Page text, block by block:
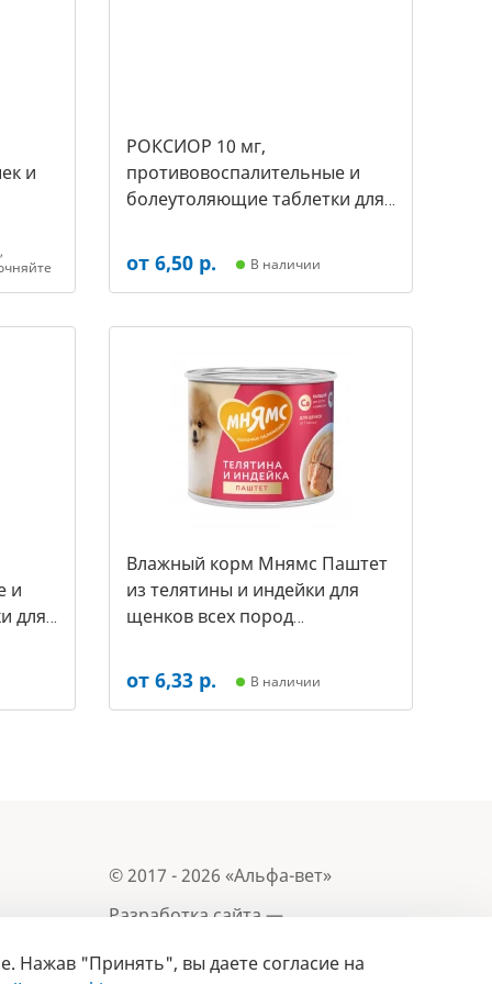
и
РОКСИОР 10 мг,
противовоспалительные и
болеутоляющие таблетки для
таб) (арт-5480)
от 6,50 р. В наличии
и
для
Влажный корм Мнямс Паштет
из телятины и индейки для
щенков всех пород
г (арт.-7255)
от 6,33 р. В наличии
© 2017 - 2026 «Альфа-вет»
Разработка сайта —
Лицензия № 02150/1874, УНП 190845301
Нажав "Принять", вы даете согласие на